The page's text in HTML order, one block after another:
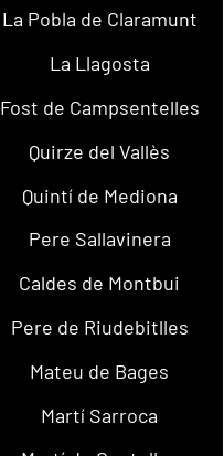
La Pobla de Claramunt
La Llagosta
Fost de Campsentelles
Quirze del Vallès
Quintí de Mediona
Pere Sallavinera
Caldes de Montbui
Pere de Riudebitlles
Mateu de Bages
Martí Sarroca